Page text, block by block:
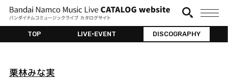
TOP LIVE•EVENT DISCOGRAPHY
栗林みな実